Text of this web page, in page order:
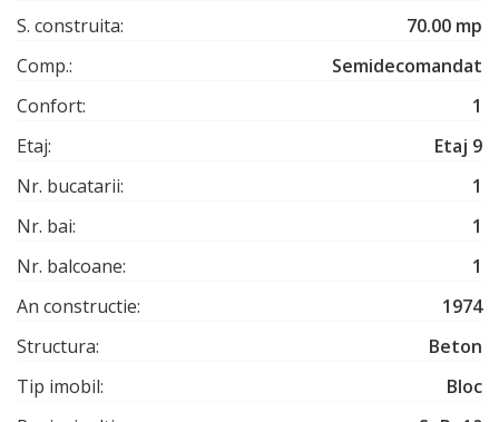
S. construita:
70.00 mp
Comp.:
Semidecomandat
Confort:
1
Etaj:
Etaj 9
Nr. bucatarii:
1
Nr. bai:
1
Nr. balcoane:
1
An constructie:
1974
Structura:
Beton
Tip imobil:
Bloc